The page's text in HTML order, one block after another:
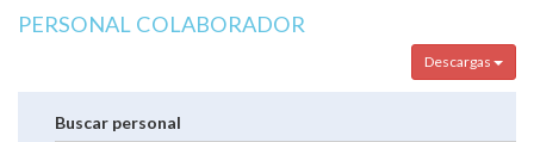
PERSONAL COLABORADOR
Descargas
Buscar personal